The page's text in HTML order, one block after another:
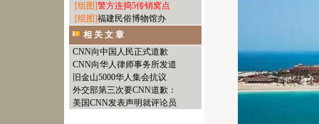
[组图]警方连捣5传销窝点
[组图]福建民俗博物馆办
相 关 文 章
CNN向中国人民正式道歉
CNN向华人律师事务所发道
旧金山5000华人集会抗议
外交部第三次要CNN道歉：
美国CNN发表声明就评论员